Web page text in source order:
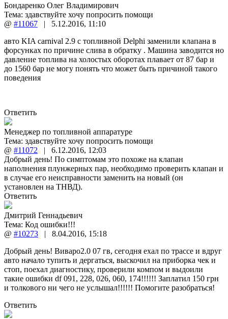
Бондаренко Олег Владимирович
Тема: здавствуйте хочу попросить помощи
@ #11067 | 5.12.2016, 11:10
авто KIA carnival 2.9 с топливной Delphi заменили клапана в
форсунках по причине слива в обратку . Машина заводится но
давление топлива на холостых оборотах плавает от 87 бар и
до 1560 бар не могу понять что может быть причиной такого
поведения
Ответить
Менеджер по топливной аппаратуре
Тема: здавствуйте хочу попросить помощи
@ #11072 | 6.12.2016, 12:03
Добрый день! По симптомам это похоже на клапан
наполнения плунжерных пар, необходимо проверить клапан и
в случае его неисправности заменить на новый (он
установлен на ТНВД).
Ответить
Дмитрий Геннадьевич
Тема: Код ошибки!!!
@ #10273 | 8.04.2016, 15:18
Добрый день! Виваро2.0 07 гв, сегодня ехал по трассе и вдруг
авто начало тупить и дергаться, выскочил на приборка чек и
стоп, поехал диагностику, проверили компом и выдоили
такие ошибки df 091, 228, 026, 060, 174!!!!!! Заплатил 150 грн
и толкового ни чего не услышал!!!!!! Помогите разобраться!
Ответить